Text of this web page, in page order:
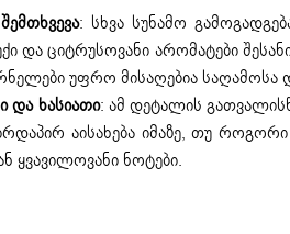
: სხვა სუნამო
და ციტრუსოვანი არომატები
უფრო მისაღებია საღამოსა
და ხასიათი: ამ დეტალის
აისახება იმაზე, თუ
ყვავილოვანი ნოტები.